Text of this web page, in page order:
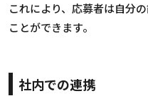
これにより、応募者は自分
ことができます。
社内での連携